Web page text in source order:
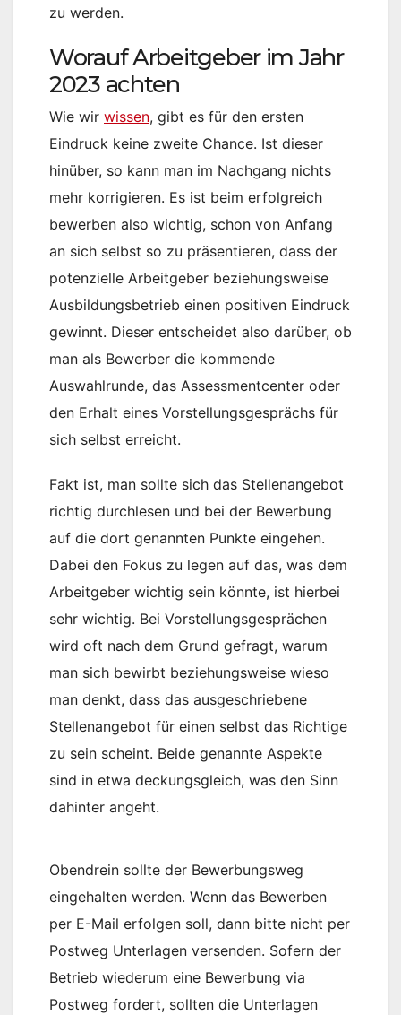
zu werden.
Worauf Arbeitgeber im Jahr
2023 achten
Wie wir wissen, gibt es für den ersten
Eindruck keine zweite Chance. Ist dieser
hinüber, so kann man im Nachgang nichts
mehr korrigieren. Es ist beim erfolgreich
bewerben also wichtig, schon von Anfang
an sich selbst so zu präsentieren, dass der
potenzielle Arbeitgeber beziehungsweise
Ausbildungsbetrieb einen positiven Eindruck
gewinnt. Dieser entscheidet also darüber, ob
man als Bewerber die kommende
Auswahlrunde, das Assessmentcenter oder
den Erhalt eines Vorstellungsgesprächs für
sich selbst erreicht.
Fakt ist, man sollte sich das Stellenangebot
richtig durchlesen und bei der Bewerbung
auf die dort genannten Punkte eingehen.
Dabei den Fokus zu legen auf das, was dem
Arbeitgeber wichtig sein könnte, ist hierbei
sehr wichtig. Bei Vorstellungsgesprächen
wird oft nach dem Grund gefragt, warum
man sich bewirbt beziehungsweise wieso
man denkt, dass das ausgeschriebene
Stellenangebot für einen selbst das Richtige
zu sein scheint. Beide genannte Aspekte
sind in etwa deckungsgleich, was den Sinn
dahinter angeht.
Obendrein sollte der Bewerbungsweg
eingehalten werden. Wenn das Bewerben
per E-Mail erfolgen soll, dann bitte nicht per
Postweg Unterlagen versenden. Sofern der
Betrieb wiederum eine Bewerbung via
Postweg fordert, sollten die Unterlagen